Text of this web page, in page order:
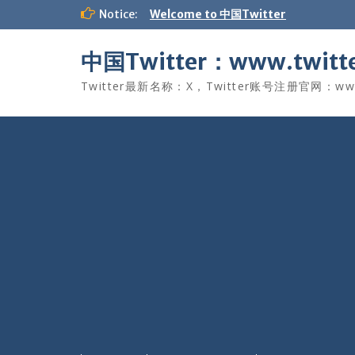
Notice: Welcome to 中国Twitter
中国Twitter：
Twitter最新名称：X，Twitter账号注册官网：